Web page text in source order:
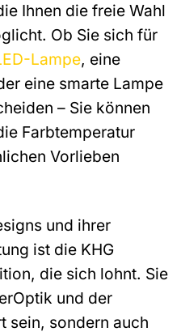
Ihnen die freie Wahl
Ob Sie sich für
Lampe, eine
eine smarte Lampe
– Sie können
Farbtemperatur
Vorlieben
und ihrer
ist die KHG
die sich lohnt. Sie
und der
sein, sondern auch